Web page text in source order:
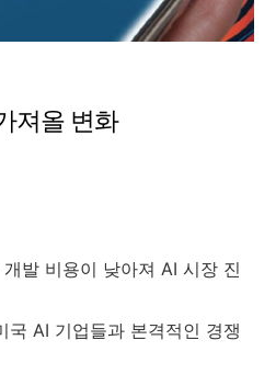
져올 변화
발 비용이 낮아져 AI 시장 진
AI 기업들과 본격적인 경쟁